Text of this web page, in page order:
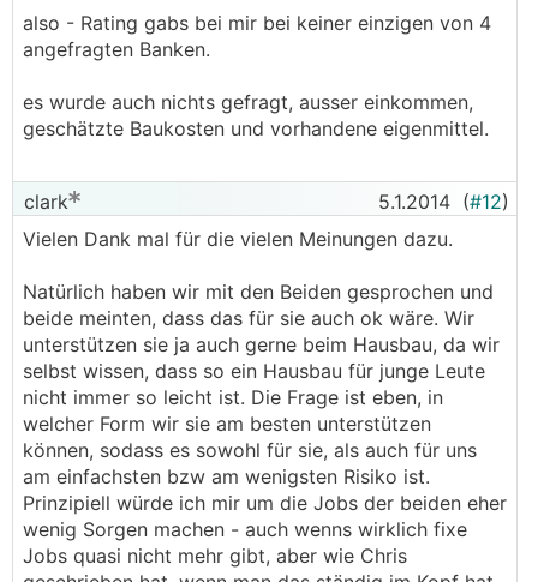
also - Rating gabs bei mir bei keiner einzigen von 4
angefragten Banken.
es wurde auch nichts gefragt, ausser einkommen,
geschätzte Baukosten und vorhandene eigenmittel.
clark 5.1.2014 (#12)
Vielen Dank mal für die vielen Meinungen dazu.
Natürlich haben wir mit den Beiden gesprochen und
beide meinten, dass das für sie auch ok wäre. Wir
unterstützen sie ja auch gerne beim Hausbau, da wir
selbst wissen, dass so ein Hausbau für junge Leute
nicht immer so leicht ist. Die Frage ist eben, in
welcher Form wir sie am besten unterstützen
können, sodass es sowohl für sie, als auch für uns
am einfachsten bzw am wenigsten Risiko ist.
Prinzipiell würde ich mir um die Jobs der beiden eher
wenig Sorgen machen - auch wenns wirklich fixe
Jobs quasi nicht mehr gibt, aber wie Chris